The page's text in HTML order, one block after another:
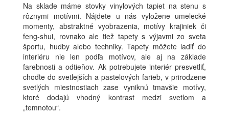
Na sklade máme stovky vinylových tapiet na stenu s
rôznymi motívmi. Nájdete u nás vyložene umelecké
momenty, abstraktné vyobrazenia, motívy krajiniek či
feng-shui, rovnako ale tiež tapety s výjavmi zo sveta
športu, hudby alebo techniky. Tapety môžete ladiť do
interiéru nie len podľa motívov, ale aj na základe
farebnosti a odtieňov. Ak potrebujete interiér presvetliť,
choďte do svetlejších a pastelových farieb, v prirodzene
svetlých miestnostiach zase vyniknú tmavšie motívy,
ktoré dodajú vhodný kontrast medzi svetlom a
„temnotou“.